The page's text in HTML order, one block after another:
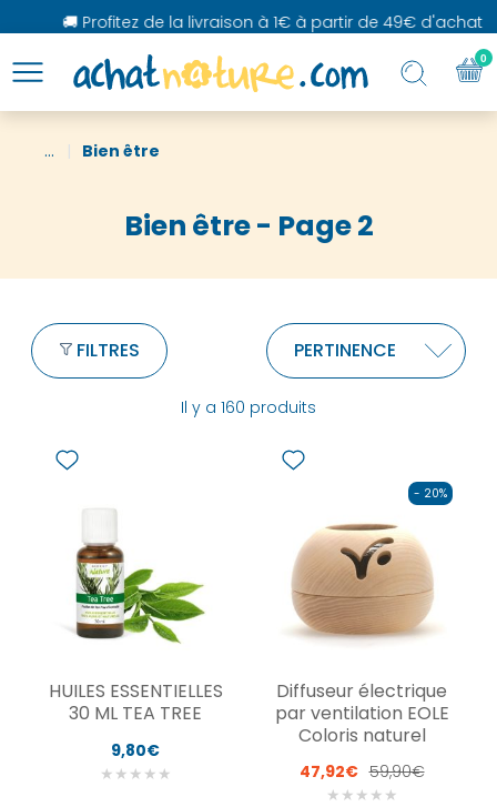
🚚 Profitez de la livraison à 1€ à partir de 49€ d'achat
... Bien être
Bien être - Page 2
Il y a 160 produits
FILTRES
HUILES ESSENTIELLES
30 ML TEA TREE
9,80€
★ ★ ★ ★ ★
- 20%
Diffuseur électrique
par ventilation EOLE
Coloris naturel
47,92€ 59,90€
★ ★ ★ ★ ★
0